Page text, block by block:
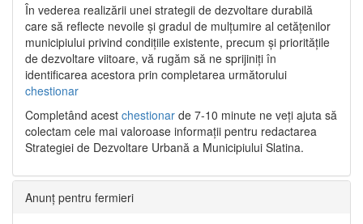
În vederea realizării unei strategii de dezvoltare durabilă
care să reflecte nevoile și gradul de mulțumire al cetățenilor
municipiului privind condițiile existente, precum și prioritățile
de dezvoltare viitoare, vă rugăm să ne sprijiniți în
identificarea acestora prin completarea următorului
chestionar
Completând acest chestionar de 7-10 minute ne veți ajuta să
colectam cele mai valoroase informații pentru redactarea
Strategiei de Dezvoltare Urbană a Municipiului Slatina.
Anunț pentru fermieri